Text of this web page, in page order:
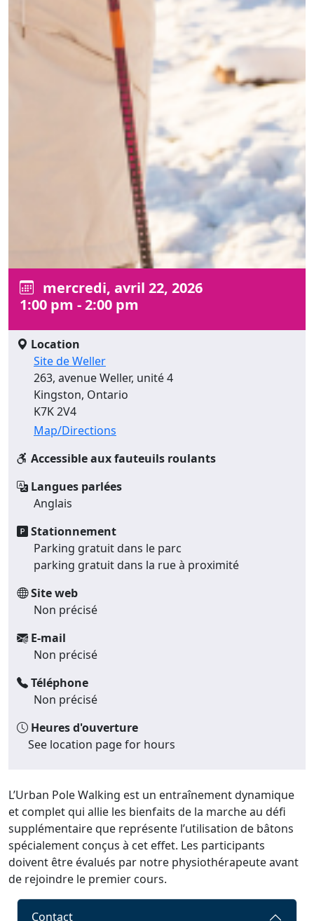
mercredi, avril 22, 2026
1:00 pm - 2:00 pm
Location
Site de Weller
263, avenue Weller, unité 4
Kingston, Ontario
K7K 2V4
Map/Directions
Accessible aux fauteuils roulants
Langues parlées
Anglais
Stationnement
Parking gratuit dans le parc
parking gratuit dans la rue à proximité
Site web
Non précisé
E-mail
Non précisé
Téléphone
Non précisé
Heures d'ouverture
See location page for hours
L’Urban Pole Walking est un entraînement dynamique
et complet qui allie les bienfaits de la marche au défi
supplémentaire que représente l’utilisation de bâtons
spécialement conçus à cet effet. Les participants
doivent être évalués par notre physiothérapeute avant
de rejoindre le premier cours.
Contact